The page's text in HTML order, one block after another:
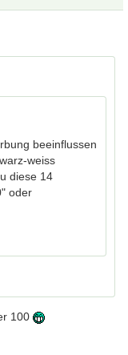
beeinflussen
weiss
diese 14
oder
100